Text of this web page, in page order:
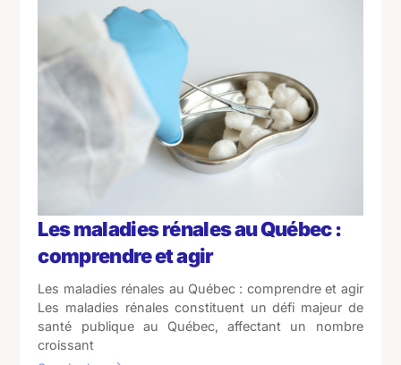
Les maladies rénales au Québec :
comprendre et agir
Les maladies rénales au Québec : comprendre et agir
Les maladies rénales constituent un défi majeur de
santé publique au Québec, affectant un nombre
croissant